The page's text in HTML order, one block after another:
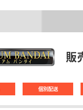
販
個別配送